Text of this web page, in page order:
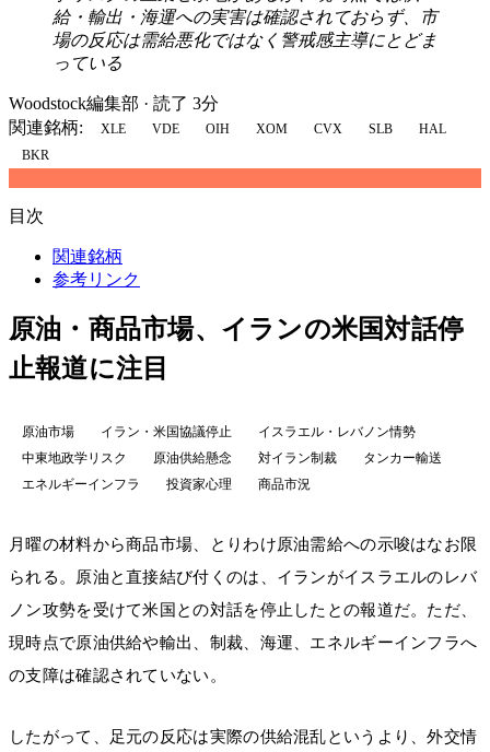
給・輸出・海運への実害は確認されておらず、市
場の反応は需給悪化ではなく警戒感主導にとどま
っている
Woodstock編集部 · 読了 3分
関連銘柄:
XLE VDE OIH XOM CVX SLB
HAL
BKR
目次
関連銘柄
参考リンク
原油・商品市場、イランの米国対話停
止報道に注目
原油市場 イラン・米国協議停止
イスラエル・レバノン情勢
中東地政学リスク
原油供給懸念 対イラン制裁
タンカー輸送
エネルギーインフラ
投資家心理 商品市況
月曜の材料から商品市場、とりわけ原油需給への示唆はなお限
られる。原油と直接結び付くのは、イランがイスラエルのレバ
ノン攻勢を受けて米国との対話を停止したとの報道だ。ただ、
現時点で原油供給や輸出、制裁、海運、エネルギーインフラへ
の支障は確認されていない。
したがって、足元の反応は実際の供給混乱というより、外交情